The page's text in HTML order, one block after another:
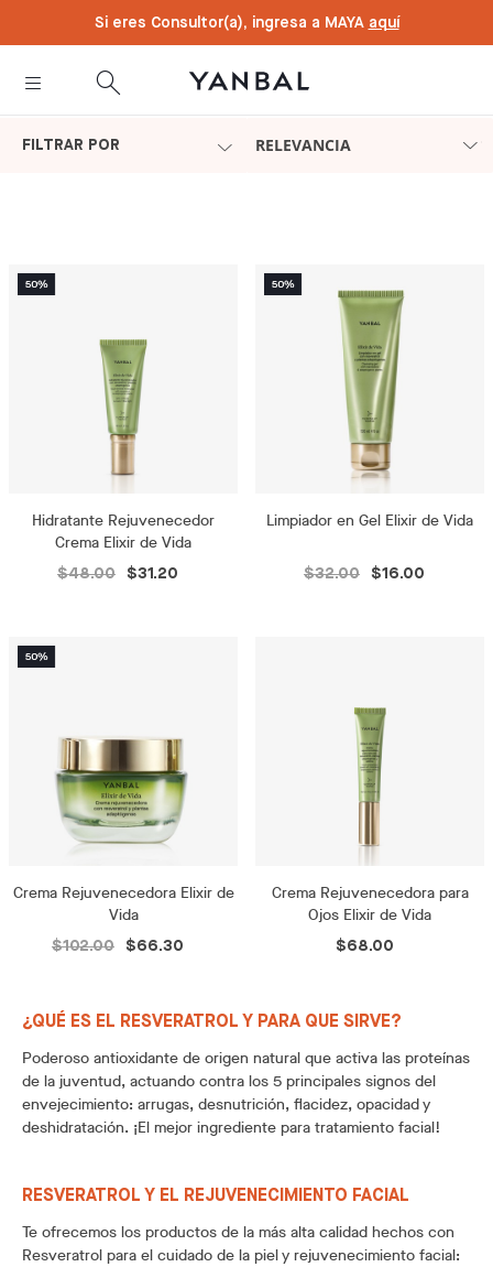
Si eres Consultor(a), ingresa a MAYA aquí
FILTRAR POR RELEVANCIA
Hidratante Rejuvenecedor
Crema Elixir de Vida
$48.00 $31.20
Limpiador en Gel Elixir de Vida
$32.00 $16.00
Crema Rejuvenecedora Elixir de
Vida
$102.00 $66.30
Crema Rejuvenecedora para
Ojos Elixir de Vida
$68.00
¿QUÉ ES EL RESVERATROL Y PARA QUE SIRVE?
Poderoso antioxidante de origen natural que activa las proteínas
de la juventud, actuando contra los 5 principales signos del
envejecimiento: arrugas, desnutrición, flacidez, opacidad y
deshidratación. ¡El mejor ingrediente para tratamiento facial!
RESVERATROL Y EL REJUVENECIMIENTO FACIAL
Te ofrecemos los productos de la más alta calidad hechos con
Resveratrol para el cuidado de la piel y rejuvenecimiento facial: